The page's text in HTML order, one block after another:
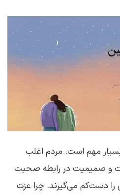
مهم است. مردم اغلب
و صمیمیت در رابطه صحبت
دست‌کم می‌گیرند. چرا عزت